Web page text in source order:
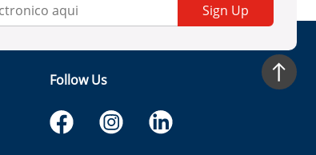
Sign Up
Follow Us